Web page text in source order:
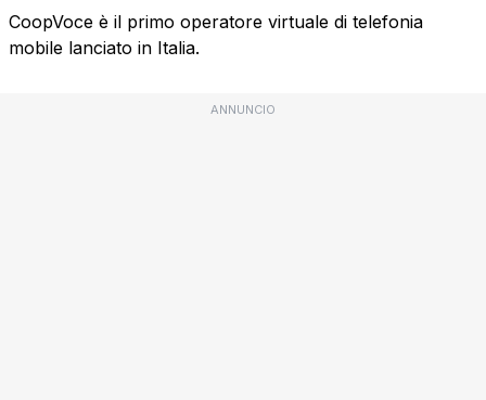
CoopVoce è il primo operatore virtuale di telefonia
mobile lanciato in Italia.
ANNUNCIO